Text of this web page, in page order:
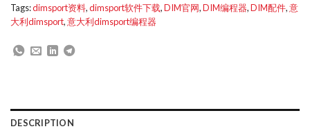
Tags:dimsport资料,dimsport软件下载,DIM官网,DIM编程器,DIM配件,意
大利dimsport,意大利dimsport编程器
DESCRIPTION